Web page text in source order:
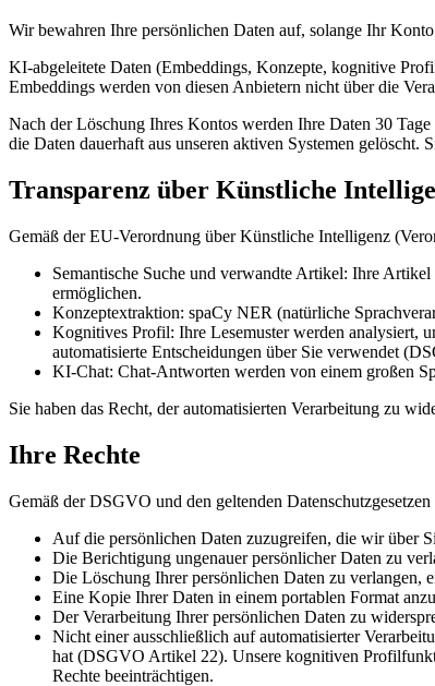
Wir bewahren Ihre persönlichen Daten auf, solange Ihr
KI-abgeleitete Daten (Embeddings, Konzepte, kognitive
Embeddings werden von diesen Anbietern nicht über die
Nach der Löschung Ihres Kontos werden Ihre Daten 30
die Daten dauerhaft aus unseren aktiven Systemen
Transparenz über Künstliche
Gemäß der EU-Verordnung über Künstliche Intelligenz
Semantische Suche und verwandte Artikel: Ihre
ermöglichen.
Konzeptextraktion: spaCy NER (natürliche
Kognitives Profil: Ihre Lesemuster werden analysiert,
automatisierte Entscheidungen über Sie verwendet
KI-Chat: Chat-Antworten werden von einem großen
Sie haben das Recht, der automatisierten Verarbeitung zu
Ihre Rechte
Gemäß der DSGVO und den geltenden Datenschutzgesetzen
Auf die persönlichen Daten zuzugreifen, die wir über
Die Berichtigung ungenauer persönlicher Daten zu
Die Löschung Ihrer persönlichen Daten zu verlangen,
Eine Kopie Ihrer Daten in einem portablen Format
Der Verarbeitung Ihrer persönlichen Daten zu
Nicht einer ausschließlich auf automatisierter
hat (DSGVO Artikel 22). Unsere kognitiven
Rechte beeinträchtigen.